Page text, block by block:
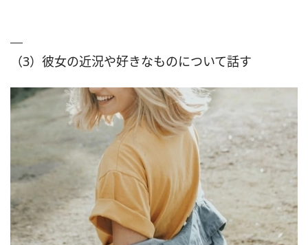
（3）彼女の近況や好きなものについて話す